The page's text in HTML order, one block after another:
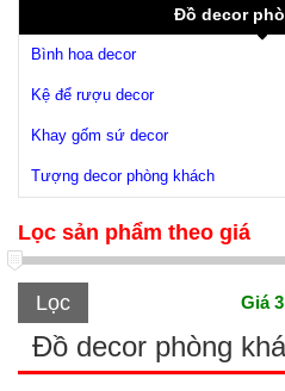
Đồ decor
Bình hoa decor
Kệ để rượu decor
Khay gốm sứ decor
Tượng decor phòng khách
Lọc sản phẩm theo giá
Lọc Giá
Đồ decor phòng